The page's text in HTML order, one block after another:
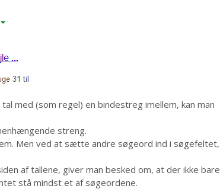
med (som regel) en bindestreg imellem, kan man
streng.
Men ved at sætte andre søgeord ind i søgefeltet,
af tallene, giver man besked om, at der ikke bare
stå mindst et af søgeordene.